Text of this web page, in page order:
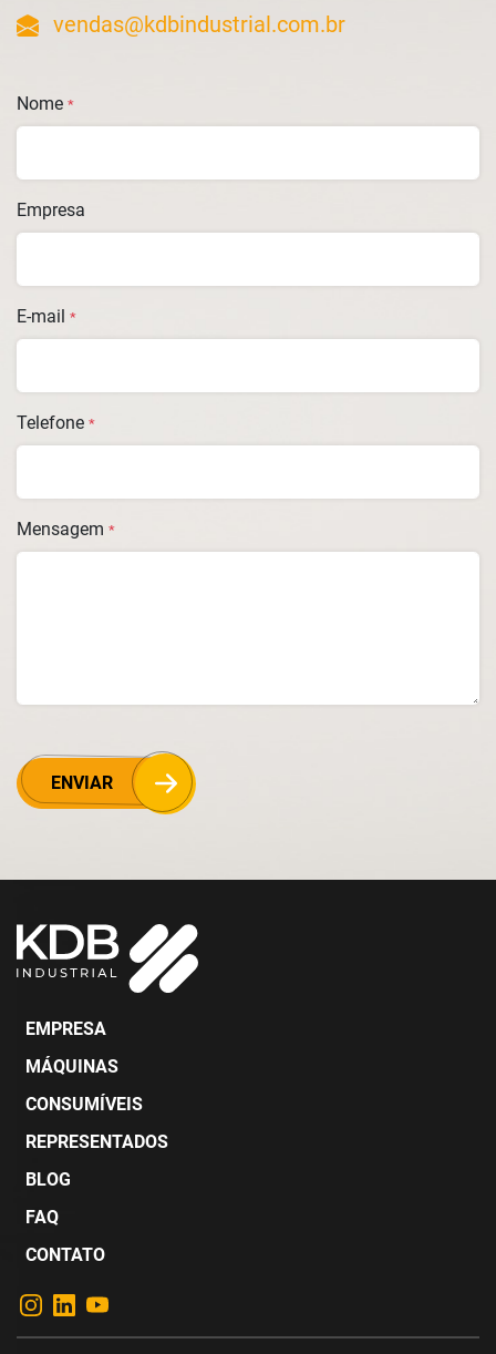
vendas@kdbindustrial.com.br
Nome *
Empresa
E-mail *
Telefone *
Mensagem *
ENVIAR
EMPRESA
MÁQUINAS
CONSUMÍVEIS
REPRESENTADOS
BLOG
FAQ
CONTATO